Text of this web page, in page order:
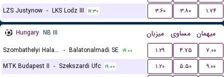
LZS Justynow - LKS Lodz III ۱۷:۳۰ ۳.۶۰ ۳.۸۰ ۱.۷۴
Hungary NB III میزبان مساوی میهمان
Szombathelyi Haladas - Balatonalmadi SE ۱۹:۰۰ ۱.۲۹ ۴.۷۵
۷.۰۰
MTK Budapest II - Szekszardi Ufc ۱۹:۰۰ ۱.۲۰ ۵.۵۰
۹.۰۰